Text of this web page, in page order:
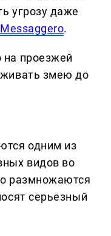
угрозу даже
.
проезжей
змею до
одним из
видов во
размножаются
серьезный